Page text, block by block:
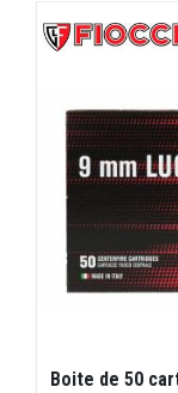
Boite de 50